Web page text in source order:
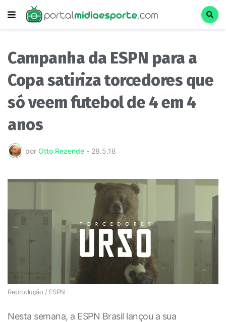
Campanha da ESPN para a
Copa satiriza torcedores que
só veem futebol de 4 em 4
anos
por Otto Rezende - 28.5.18
Reprodução / ESPN
Nesta semana, a ESPN Brasil lançou a sua